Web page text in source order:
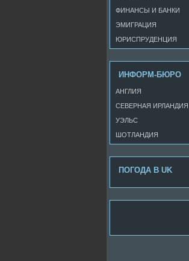
ФИНАНСЫ И БАНКИ
ЭМИГРАЦИЯ
ЮРИСПРУДЕНЦИЯ
ИНФОРМ-БЮРО
АНГЛИЯ
СЕВЕРНАЯ ИРЛАНДИЯ
УЭЛЬС
ШОТЛАНДИЯ
ПОГОДА В UK